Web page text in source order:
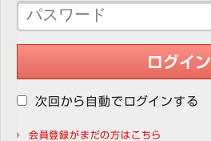
ログイン
次回から自動でログインする
会員登録がまだの方はこちら